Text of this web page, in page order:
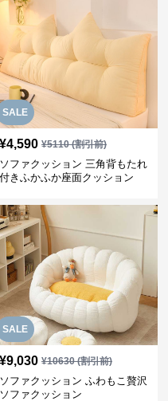
SALE
¥4,590 ¥5110(割引前)
ソファクッション 三角背もたれ
付きふかふか座面クッション
SALE
¥9,030 ¥10630(割引前)
ソファクッション ふわもこ贅沢
ソファクッション